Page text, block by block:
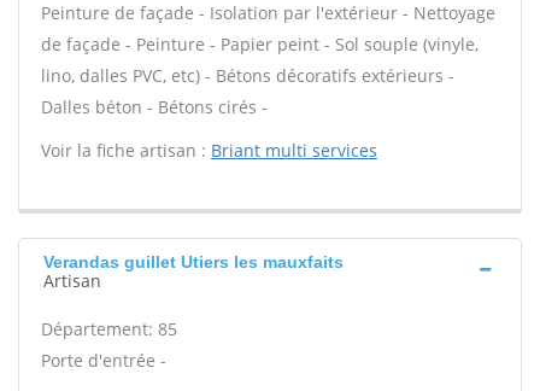
Peinture de façade - Isolation par l'extérieur - Nettoyage
de façade - Peinture - Papier peint - Sol souple (vinyle,
lino, dalles PVC, etc) - Bétons décoratifs extérieurs -
Dalles béton - Bétons cirés -
Voir la fiche artisan : Briant multi services
Verandas guillet Utiers les mauxfaits
Artisan
Département: 85
Porte d'entrée -